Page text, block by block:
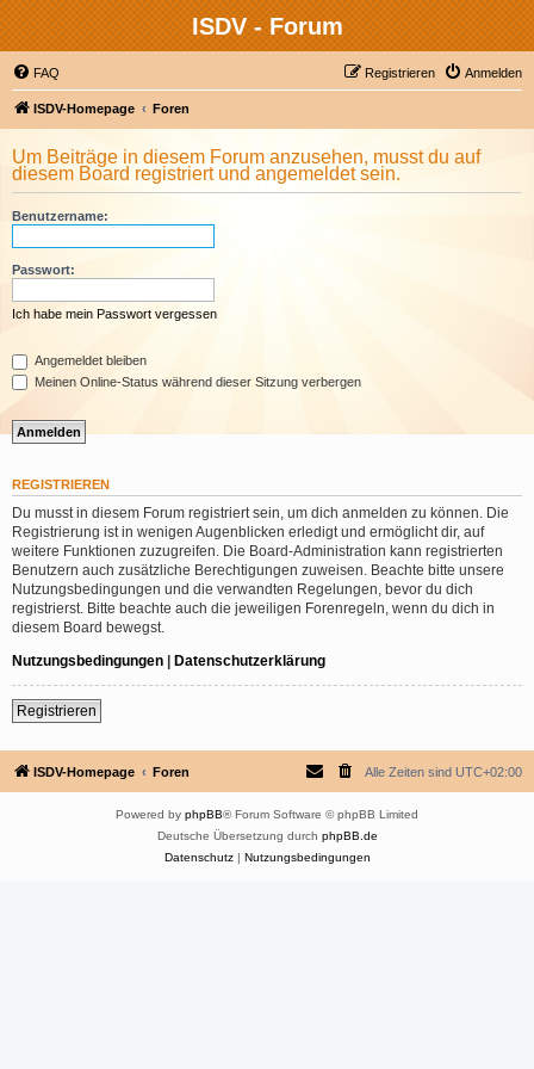
ISDV - Forum
FAQ Anmelden
Registrieren
ISDV-Homepage Foren
Um Beiträge in diesem Forum anzusehen, musst du auf
diesem Board registriert und angemeldet sein.
Benutzername:
Passwort:
Ich habe mein Passwort vergessen
Angemeldet bleiben
Meinen Online-Status während dieser Sitzung verbergen
REGISTRIEREN
Du musst in diesem Forum registriert sein, um dich anmelden zu können. Die
Registrierung ist in wenigen Augenblicken erledigt und ermöglicht dir, auf
weitere Funktionen zuzugreifen. Die Board-Administration kann registrierten
Benutzern auch zusätzliche Berechtigungen zuweisen. Beachte bitte unsere
Nutzungsbedingungen und die verwandten Regelungen, bevor du dich
registrierst. Bitte beachte auch die jeweiligen Forenregeln, wenn du dich in
diesem Board bewegst.
Nutzungsbedingungen | Datenschutzerklärung
Registrieren
ISDV-Homepage Foren Alle Zeiten sind UTC+02:00
Powered by phpBB® Forum Software © phpBB Limited
Deutsche Übersetzung durch phpBB.de
Datenschutz| Nutzungsbedingungen